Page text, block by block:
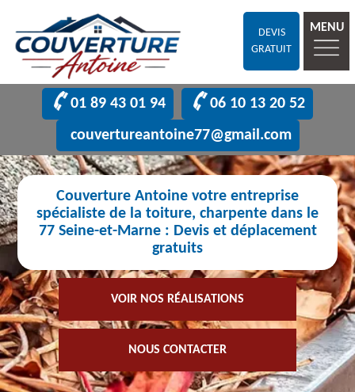
DEVIS
GRATUIT
MENU
01 89 43 01 94
06 10 13 20 52
couvertureantoine77@gmail.com
Couverture Antoine votre entreprise
spécialiste de la toiture, charpente dans le
77 Seine-et-Marne : Devis et déplacement
gratuits
VOIR NOS RÉALISATIONS
NOUS CONTACTER